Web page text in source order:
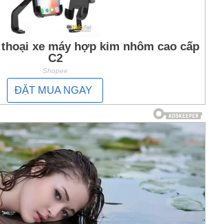
xe máy hợp kim nhôm cao cấp
C2
Shopee
ĐẶT MUA NGAY